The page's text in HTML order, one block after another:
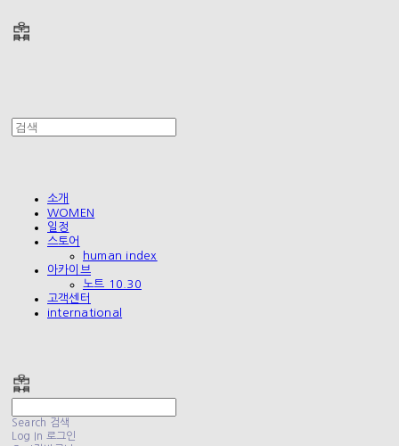
소개
WOMEN
일정
스토어
human index
아카이브
노트 10.30
고객센터
international
Search 검색
Log In 로그인